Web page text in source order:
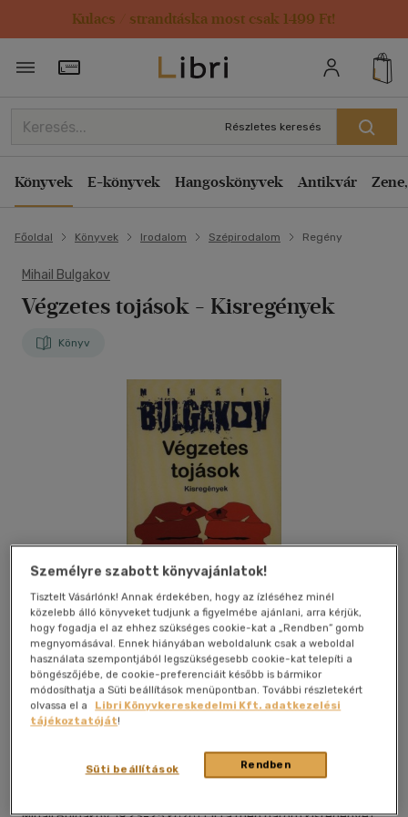
Kulacs / strandtáska most csak 1499 Ft!
Törzsvásárlói Kártya adatai
Részletes keresés
Könyvek E-könyvek Hangoskönyvek Antikvár
Főoldal Könyvek Irodalom Szépirodalom Regény
Mihail Bulgakov
Végzetes tojások - Kisregények
Könyv
Kívánságlistához adom Megosztom
2008|magyar nyelvű
keménytábla, védőborító| 298 oldal
Személyre szabott könyvajánlatok!
Tisztelt Vásárlónk! Annak érdekében, hogy az ízléséhez minél
közelebb álló könyveket tudjunk a figyelmébe ajánlani, arra kérjük,
hogy fogadja el az ehhez szükséges cookie-kat a „Rendben” gomb
megnyomásával. Ennek hiányában weboldalunk csak a weboldal
használata szempontjából legszükségesebb cookie-kat telepíti a
böngészőjébe, de cookie-preferenciáit később is bármikor
módosíthatja a Süti beállítások menüpontban. További részletekért
olvassa el a
Libri Könyvkereskedelmi Kft. adatkezelési
tájékoztatóját!
Rendben
Süti beállítások